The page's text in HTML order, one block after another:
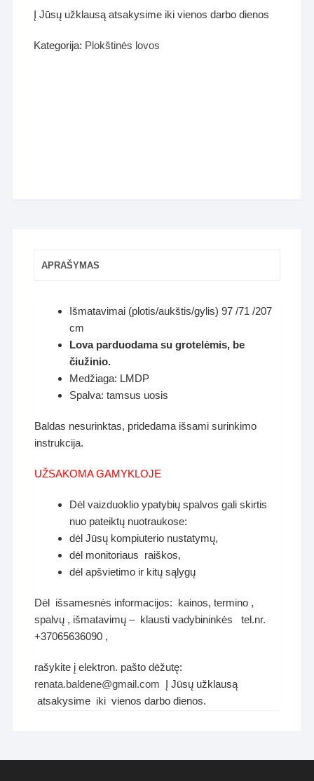
Į Jūsų užklausą atsakysime iki vienos darbo dienos
Kategorija: Plokštinės lovos
APRAŠYMAS
Išmatavimai (plotis/aukštis/gylis) 97 /71 /207
cm
Lova parduodama su grotelėmis, be
čiužinio.
Medžiaga: LMDP
Spalva: tamsus uosis
Baldas nesurinktas, pridedama išsami surinkimo
instrukcija.
UŽSAKOMA GAMYKLOJE
Dėl vaizduoklio ypatybių spalvos gali skirtis
nuo pateiktų nuotraukose:
dėl Jūsų kompiuterio nustatymų,
dėl monitoriaus raiškos,
dėl apšvietimo ir kitų sąlygų
Dėl išsamesnės informacijos: kainos, termino ,
spalvų , išmatavimų – klausti vadybininkės tel.nr.
+37065636090 ,
rašykite į elektron. pašto dėžutę:
renata.baldene@gmail.com Į Jūsų užklausą
atsakysime iki vienos darbo dienos.